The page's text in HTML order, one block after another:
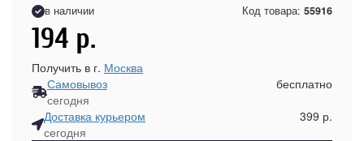
в наличии Код товара: 55916
194 р.
Получить в г. Москва
Самовывоз
сегодня
бесплатно
Доставка курьером
сегодня
399 р.